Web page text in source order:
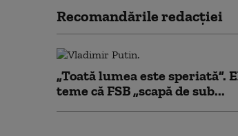
Recomandările redacţiei
„Toată lumea este speriată”.
teme că FSB „scapă de sub...